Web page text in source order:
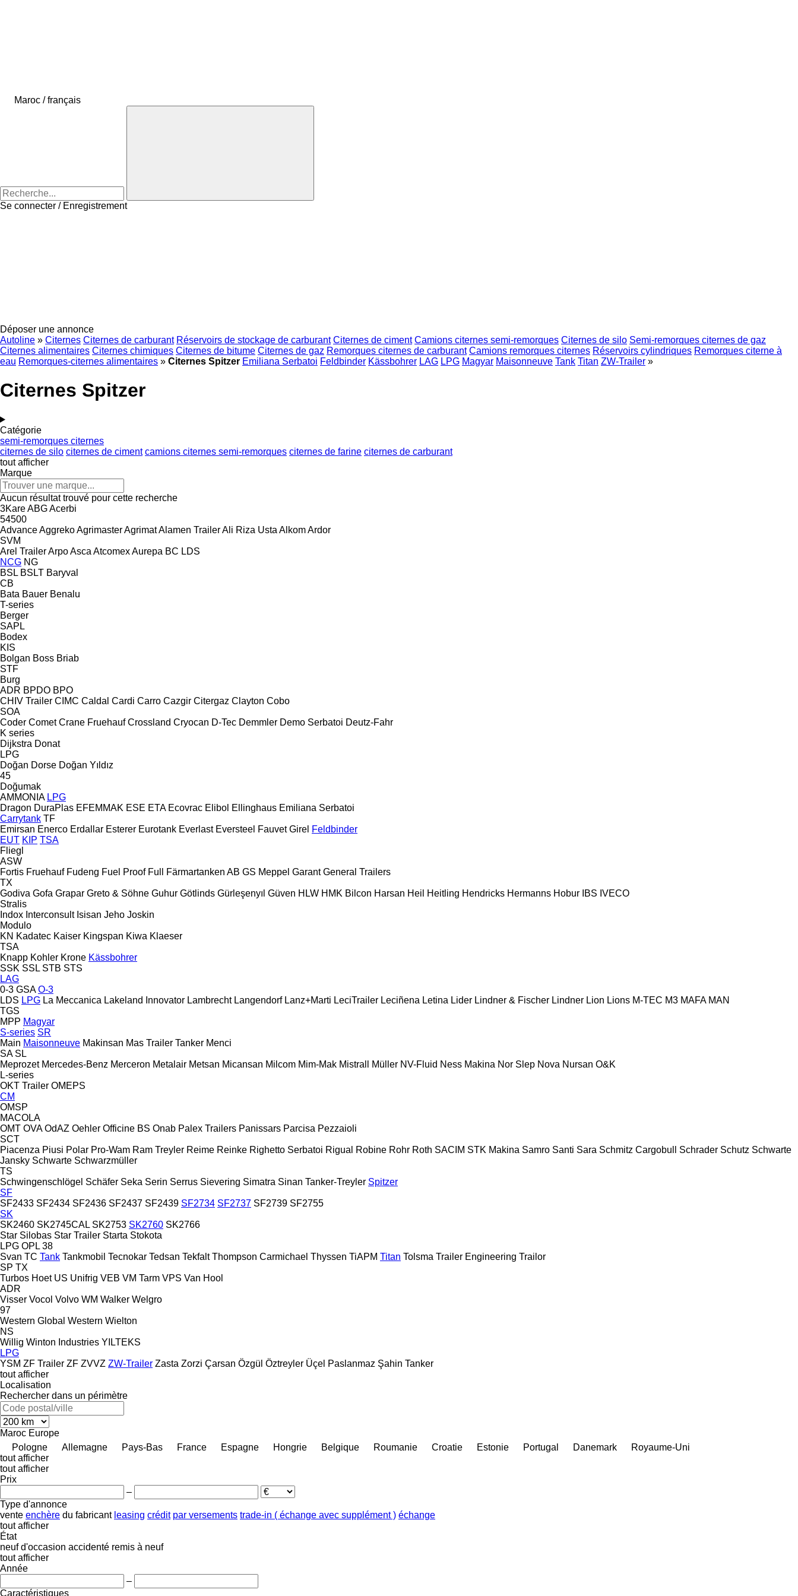
Maroc / français
Se connecter / Enregistrement
Déposer une annonce
Autoline » Citernes Citernes de carburant Réservoirs de stockage de carburant Citernes de ciment Camions citernes semi-remorques Citernes de silo Semi-remorques citernes de gaz
Citernes alimentaires Citernes chimiques Citernes de bitume Citernes de gaz Remorques citernes de carburant Camions remorques citernes Réservoirs cylindriques Remorques citerne à
eau Remorques-citernes alimentaires » Citernes Spitzer Emiliana Serbatoi Feldbinder Kässbohrer LAG LPG Magyar Maisonneuve Tank Titan ZW-Trailer »
Citernes Spitzer
Catégorie
semi-remorques citernes
citernes de silo citernes de ciment camions citernes semi-remorques citernes de farine citernes de carburant
tout afficher
Marque
Aucun résultat trouvé pour cette recherche
3KareABGAcerbi
54500
AdvanceAggrekoAgrimasterAgrimatAlamen TrailerAli Riza Usta AlkomArdor
SVM
Arel TrailerArpoAsca AtcomexAurepa BC LDS
NCG NG
BSL BSLT Baryval
CB
Bata Bauer Benalu
T-series
Berger
SAPL
Bodex
KIS
Bolgan Boss Briab
STF
Burg
ADR BPDO BPO
CHIV Trailer CIMC Caldal Cardi Carro Cazgir Citergaz Clayton Cobo
SOA
Coder Comet Crane Fruehauf Crossland Cryocan D-Tec Demmler Demo Serbatoi Deutz-Fahr
K series
Dijkstra Donat
LPG
Doğan Dorse Doğan Yıldız
45
Doğumak
AMMONIA LPG
Dragon DuraPlas EFEMMAK ESE ETA Ecovrac Elibol Ellinghaus Emiliana Serbatoi
Carrytank TF
Emirsan Enerco Erdallar Esterer Eurotank Everlast Eversteel Fauvet Girel Feldbinder
EUT KIP TSA
Fliegl
ASW
Fortis Fruehauf Fudeng Fuel Proof Full Färmartanken AB GS Meppel Garant General Trailers
TX
Godiva Gofa Grapar Greto & Söhne Guhur Götlinds Gürleşenyıl Güven HLW HMK Bilcon Harsan Heil Heitling Hendricks Hermanns Hobur IBS IVECO
Stralis
Indox Interconsult Isisan Jeho Joskin
Modulo
KN Kadatec Kaiser Kingspan Kiwa Klaeser
TSA
Knapp Kohler Krone Kässbohrer
SSK SSL STB STS
LAG
0-3 GSA O-3
LDS LPG La Meccanica Lakeland Innovator Lambrecht Langendorf Lanz+Marti LeciTrailer Leciñena Letina Lider Lindner & Fischer Lindner Lion Lions M-TEC M3 MAFA MAN
TGS
MPP Magyar
S-series SR
Main Maisonneuve Makinsan Mas Trailer Tanker Menci
SA SL
Meprozet Mercedes-Benz Merceron Metalair Metsan Micansan Milcom Mim-Mak Mistrall Müller NV-Fluid Ness Makina Nor Slep Nova Nursan O&K
L-series
OKT Trailer OMEPS
CM
OMSP
MACOLA
OMT OVA OdAZ Oehler Officine BS Onab Palex Trailers Panissars Parcisa Pezzaioli
SCT
Piacenza Piusi Polar Pro-Wam Ram Treyler Reime Reinke Righetto Serbatoi Rigual Robine Rohr Roth SACIM STK Makina Samro Santi Sara Schmitz Cargobull Schrader Schutz Schwarte
Jansky Schwarte Schwarzmüller
TS
Schwingenschlögel Schäfer Seka Serin Serrus Sievering Simatra Sinan Tanker-Treyler Spitzer
SF
SF2433 SF2434 SF2436 SF2437 SF2439 SF2734 SF2737 SF2739 SF2755
SK
SK2460 SK2745CAL SK2753 SK2760 SK2766
Star Silobas Star Trailer Starta Stokota
LPG OPL 38
Svan TC Tank Tankmobil Tecnokar Tedsan Tekfalt Thompson Carmichael Thyssen TiAPM Titan Tolsma Trailer Engineering Trailor
SP TX
Turbos Hoet US Unifrig VEB VM Tarm VPS Van Hool
ADR
Visser Vocol Volvo WM Walker Welgro
97
Western Global Western Wielton
NS
Willig Winton Industries YILTEKS
LPG
YSM ZF Trailer ZF ZVVZ ZW-Trailer Zasta Zorzi Çarsan Özgül Öztreyler Üçel Paslanmaz Şahin Tanker
tout afficher
Localisation
Rechercher dans un périmètre
Maroc Europe
Pologne
Allemagne Pays-Bas France Espagne Hongrie Belgique Roumanie Croatie Estonie Portugal Danemark
Royaume-Uni
tout afficher
tout afficher
Prix
–
Type d'annonce
vente enchère du fabricant leasing crédit par versements trade-in ( échange avec supplément ) échange
tout afficher
État
neuf d'occasion accidenté remis à neuf
tout afficher
Année
–
Caractéristiques